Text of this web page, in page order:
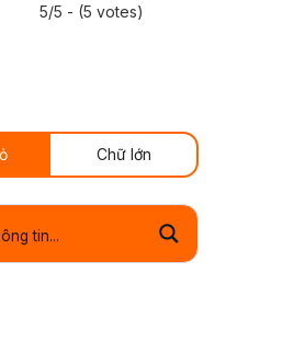
5/5 - (5 votes)
Chữ lớn